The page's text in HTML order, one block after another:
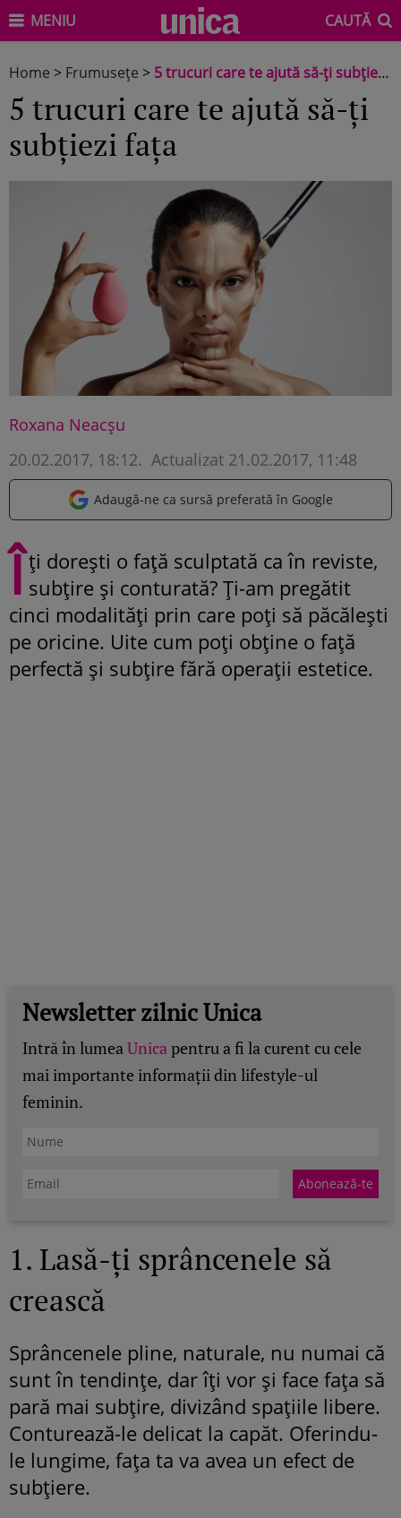
MENIU CAUTĂ
Home > Frumuseţe > 5 trucuri care te ajută să-ți subțiezi fața
5 trucuri care te ajută să-ți
subțiezi fața
Roxana Neacșu
20.02.2017, 18:12. Actualizat 21.02.2017, 11:48
Adaugă-ne ca sursă preferată în Google
Îți dorești o față sculptată ca în reviste,
subțire și conturată? Ți-am pregătit
cinci modalități prin care poți să păcălești
pe oricine. Uite cum poți obține o față
perfectă și subțire fără operații estetice.
Newsletter zilnic Unica
Intră în lumeaUnicapentru a fi la curent cu cele
mai importante informații din lifestyle-ul
feminin.
1. Lasă-ți sprâncenele să
crească
Sprâncenele pline, naturale, nu numai că
sunt în tendințe, dar îți vor și face fața să
pară mai subțire, divizând spațiile libere.
Conturează-le delicat la capăt. Oferindu-
le lungime, fața ta va avea un efect de
subțiere.